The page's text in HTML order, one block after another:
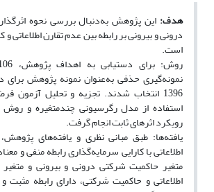
هدف: این پژوهش به‌دنبال بررسی نحوه
درونی و بیرونی بر رابطه بین عدم تقارن اطلاعاتی
است.
1396 انتخاب شدند. تجزیه و تحلیل آزمون
استفاده از مدل رگرسیونی چندمتغیره و روش
رویکرد اثرهای ثابت انجام گرفت.
یافته‌ها: طبق مبانی نظری و یافته‌های
اطلاعاتی با کارایی سرمایه‌گذاری رابطه منفی و
متغیر حاکمیت شرکتی درونی و بیرونی و
اطلاعاتی و حاکمیت شرکتی، دارای رابطه مثبت و